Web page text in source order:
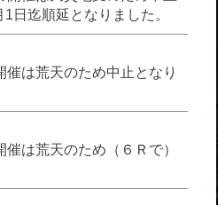
日迄順延となりました。
は荒天のため中止となり
は荒天のため（６Ｒで）